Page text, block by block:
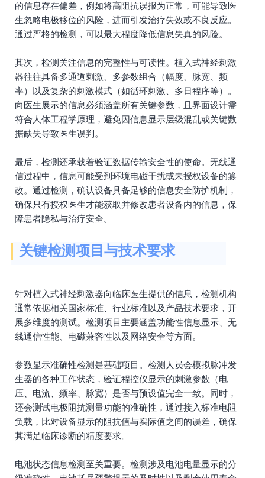
的信息存在偏差，例如将高阻抗误报为正常，可能导致医
生忽略电极移位的风险，进而引发治疗失效或不良反应。
通过严格的检测，可以最大程度降低信息失真的风险。
其次，检测关注信息的完整性与可读性。植入式神经刺激
器往往具备多通道刺激、多参数组合（幅度、脉宽、频
率）以及复杂的刺激模式（如循环刺激、多日程序等）。
向医生展示的信息必须涵盖所有关键参数，且界面设计需
符合人体工程学原理，避免因信息显示层级混乱或关键数
据缺失导致医生误判。
最后，检测还承载着验证数据传输安全性的使命。无线通
信过程中，信息可能受到环境电磁干扰或未授权设备的篡
改。通过检测，确认设备具备足够的信息安全防护机制，
确保只有授权医生才能获取并修改患者设备内的信息，保
障患者隐私与治疗安全。
关键检测项目与技术要求
针对植入式神经刺激器向临床医生提供的信息，检测机构
通常依据相关国家标准、行业标准以及产品技术要求，开
展多维度的测试。检测项目主要涵盖功能性信息显示、无
线通信性能、电磁兼容性以及网络安全等方面。
参数显示准确性检测是基础项目。检测人员会模拟脉冲发
生器的各种工作状态，验证程控仪显示的刺激参数（电
压、电流、频率、脉宽）是否与预设值完全一致。同时，
还会测试电极阻抗测量功能的准确性，通过接入标准电阻
负载，比对设备显示的阻抗值与实际值之间的误差，确保
其满足临床诊断的精度要求。
电池状态信息检测至关重要。检测涉及电池电量显示的分